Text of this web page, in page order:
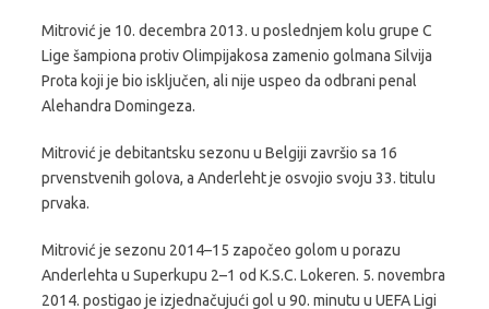
Mitrović je 10. decembra 2013. u poslednjem kolu grupe C
Lige šampiona protiv Olimpijakosa zamenio golmana Silvija
Prota koji je bio isključen, ali nije uspeo da odbrani penal
Alehandra Domingeza.
Mitrović je debitantsku sezonu u Belgiji završio sa 16
prvenstvenih golova, a Anderleht je osvojio svoju 33. titulu
prvaka.
Mitrović je sezonu 2014–15 započeo golom u porazu
Anderlehta u Superkupu 2–1 od K.S.C. Lokeren. 5. novembra
2014. postigao je izjednačujući gol u 90. minutu u UEFA Ligi